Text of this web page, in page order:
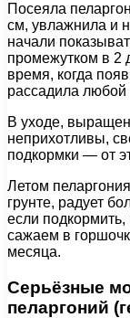
Посеяла
см, увлажнила и
начали
промежутком в 2
время, когда
рассадила любой
В уходе,
неприхотливы,
подкормки — от
Летом
грунте, радует
если
сажаем в
месяца.
Серьёзные
пеларгоний